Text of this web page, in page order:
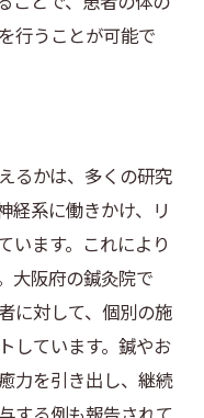
行うことが可能で
るかは、多くの研究
経系に働きかけ、リ
います。これにより
大阪府の鍼灸院で
に対して、個別の施
しています。鍼やお
力を引き出し、継続